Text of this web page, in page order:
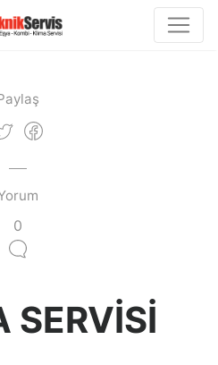
0
SERVİSİ